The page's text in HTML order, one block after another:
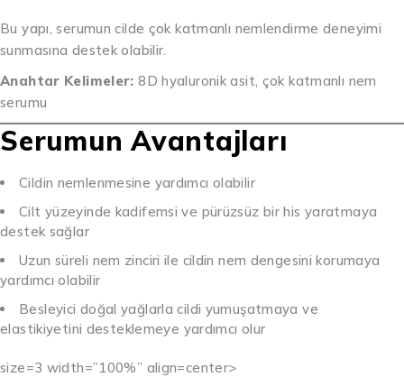
Bu yapı, serumun cilde çok katmanlı nemlendirme deneyimi
sunmasına destek olabilir.
Anahtar Kelimeler: 8D hyaluronik asit, çok katmanlı nem
serumu
Serumun Avantajları
Cildin nemlenmesine yardımcı olabilir
Cilt yüzeyinde kadifemsi ve pürüzsüz bir his yaratmaya
destek sağlar
Uzun süreli nem zinciri ile cildin nem dengesini korumaya
yardımcı olabilir
Besleyici doğal yağlarla cildi yumuşatmaya ve
elastikiyetini desteklemeye yardımcı olur
size=3 width=”100%” align=center>